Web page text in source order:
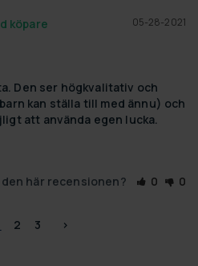
05-28-2021
Den ser högkvalitativ och
kan ställa till med ännu) och
att använda egen lucka.
här recensionen? 0 0
2 3 >